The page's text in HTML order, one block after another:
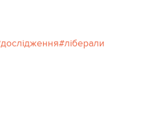
дослідження ліберали